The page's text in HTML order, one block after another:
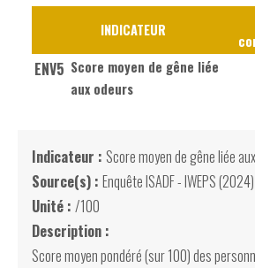
INDICATEUR
ENV5 Score moyen de gêne liée
aux odeurs
Indicateur : Score moyen de gêne liée
Source(s) : Enquête ISADF - IWEPS (2024)
Unité : /100
Description :
Score moyen pondéré (sur 100) des